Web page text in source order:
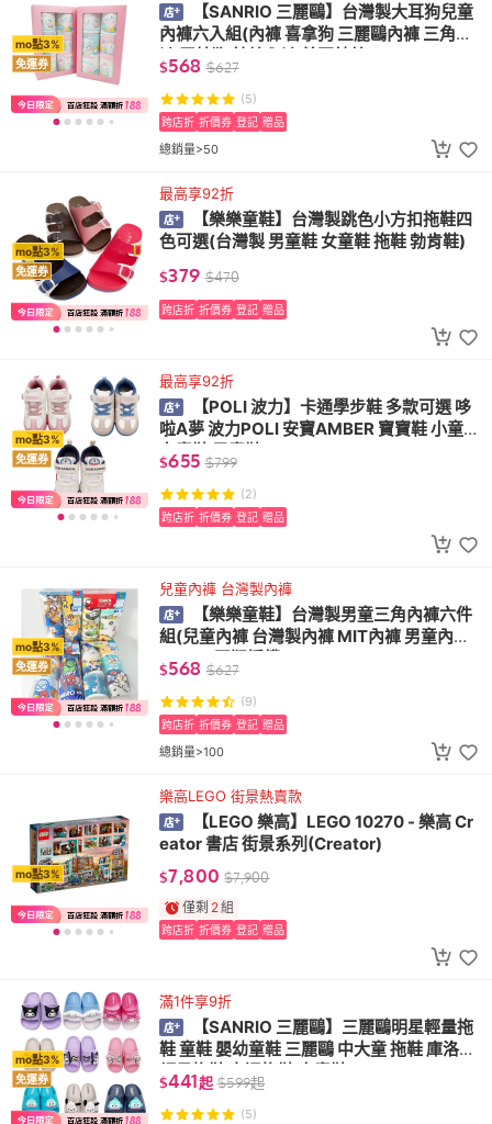
mo點3%
免運券
【SANRIO 三麗鷗】台灣製大耳狗兒童
內褲六入組(內褲 喜拿狗 三麗鷗內褲 三角內
褲 玉桂狗 純棉內褲 美國純棉)
$568 $627
(5)
總銷量>50
跨店折 折價券 登記 贈品
mo點3%
免運券
最高享92折
【樂樂童鞋】台灣製跳色小方扣拖鞋四
色可選(台灣製 男童鞋 女童鞋 拖鞋 勃肯鞋)
$379 $470
跨店折 折價券 登記 贈品
mo點3%
免運券
最高享92折
【POLI 波力】卡通學步鞋 多款可選 哆
啦A夢 波力POLI 安寶AMBER 寶寶鞋 小童鞋
女童鞋 男童鞋
$655 $799
(2)
跨店折 折價券 登記 贈品
mo點3%
免運券
兒童內褲 台灣製內褲
【樂樂童鞋】台灣製男童三角內褲六件
組(兒童內褲 台灣製內褲 MIT內褲 男童內褲
Disney正版授權)
$568 $627
(9)
總銷量>100
跨店折 折價券 登記 贈品
mo點3%
樂高LEGO 街景熱賣款
【LEGO 樂高】LEGO 10270 - 樂高 Cr
eator 書店 街景系列(Creator)
$7,800 $7,900
僅剩 2組
跨店折 折價券 登記 贈品
mo點3%
免運券
滿1件享9折
【SANRIO 三麗鷗】三麗鷗明星輕量拖
鞋 童鞋 嬰幼童鞋 三麗鷗 中大童 拖鞋 庫洛米
輕量拖鞋 卡通拖鞋 大童鞋
$441起 $599起
(5)